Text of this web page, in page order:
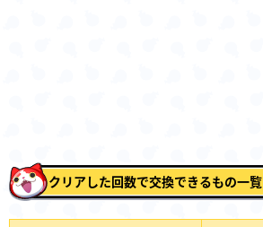
クリアした回数で交換できるもの一覧